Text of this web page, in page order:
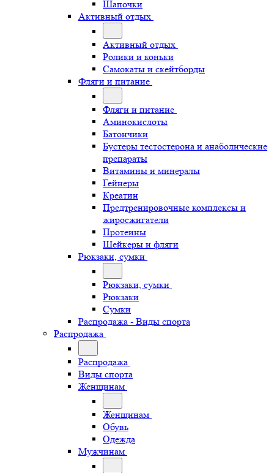
Шапочки
Активный отдых
Активный отдых
Ролики и коньки
Самокаты и скейтборды
Фляги и питание
Фляги и питание
Аминокислоты
Батончики
Бустеры тестостерона и анаболические
препараты
Витамины и минералы
Гейнеры
Креатин
Предтренировочные комплексы и
жиросжигатели
Протеины
Шейкеры и фляги
Рюкзаки, сумки
Рюкзаки, сумки
Рюкзаки
Сумки
Распродажа - Виды спорта
Распродажа
Распродажа
Виды спорта
Женщинам
Женщинам
Обувь
Одежда
Мужчинам